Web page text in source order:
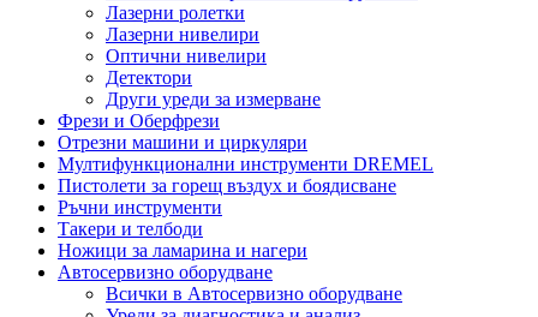
Лазерни ролетки
Лазерни нивелири
Оптични нивелири
Детектори
Други уреди за измерване
Фрези и Оберфрези
Отрезни машини и циркуляри
Мултифункционални инструменти DREMEL
Пистолети за горещ въздух и боядисване
Ръчни инструменти
Такери и телбоди
Ножици за ламарина и нагери
Автосервизно оборудване
Всички в Автосервизно оборудване